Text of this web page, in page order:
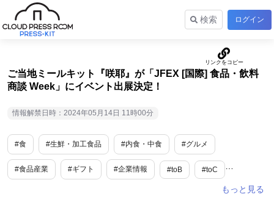
検索 ログイン
ご当地ミールキット『咲耶』が「JFEX [国際] 食品・飲料
商談 Week」にイベント出展決定！
情報解禁日時：2024年05月14日 11時00分
#食 #生鮮・加工食品 #内食・中食 #グルメ
#食品産業 #ギフト #企業情報 #toB #toC